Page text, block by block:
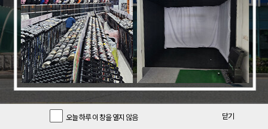
오늘 하루 이 창을 열지 않음 닫기
[리퍼브특가/색바램][글로벌니힐로
정품] 크리션 DADT 루즈 스탠드백
[리퍼브 상품] 프로기아 정품 22년
피알지알 PRGR 03 포지드 8 아이